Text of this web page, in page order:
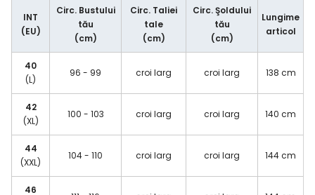
INT
(EU)
Circ. Bustului
tău
(cm)
Circ. Taliei
tale
(cm)
Circ. Şoldului
tău
(cm)
Lungime
articol
40
(L)
96 - 99 croi larg croi larg 138 cm
42
(XL)
100 - 103 croi larg croi larg 140 cm
44
(XXL)
104 - 110 croi larg croi larg 144 cm
46